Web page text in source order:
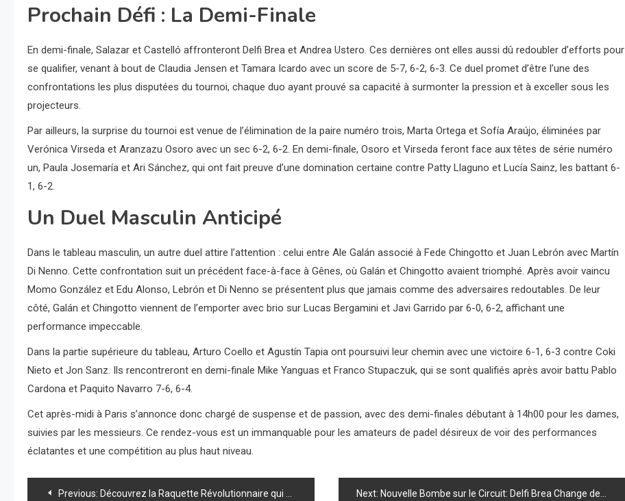
Prochain Défi : La Demi-Finale
En demi-finale, Salazar et Castelló affronteront Delfi Brea et Andrea Ustero. Ces dernières ont elles aussi dû redoubler d’efforts pour
se qualifier, venant à bout de Claudia Jensen et Tamara Icardo avec un score de 5-7, 6-2, 6-3. Ce duel promet d’être l’une des
confrontations les plus disputées du tournoi, chaque duo ayant prouvé sa capacité à surmonter la pression et à exceller sous les
projecteurs.
Par ailleurs, la surprise du tournoi est venue de l’élimination de la paire numéro trois, Marta Ortega et Sofía Araújo, éliminées par
Verónica Virseda et Aranzazu Osoro avec un sec 6-2, 6-2. En demi-finale, Osoro et Virseda feront face aux têtes de série numéro
un, Paula Josemaría et Ari Sánchez, qui ont fait preuve d’une domination certaine contre Patty Llaguno et Lucía Sainz, les battant 6-
1, 6-2.
Un Duel Masculin Anticipé
Dans le tableau masculin, un autre duel attire l’attention : celui entre Ale Galán associé à Fede Chingotto et Juan Lebrón avec Martín
Di Nenno. Cette confrontation suit un précédent face-à-face à Gênes, où Galán et Chingotto avaient triomphé. Après avoir vaincu
Momo González et Edu Alonso, Lebrón et Di Nenno se présentent plus que jamais comme des adversaires redoutables. De leur
côté, Galán et Chingotto viennent de l’emporter avec brio sur Lucas Bergamini et Javi Garrido par 6-0, 6-2, affichant une
performance impeccable.
Dans la partie supérieure du tableau, Arturo Coello et Agustín Tapia ont poursuivi leur chemin avec une victoire 6-1, 6-3 contre Coki
Nieto et Jon Sanz. Ils rencontreront en demi-finale Mike Yanguas et Franco Stupaczuk, qui se sont qualifiés après avoir battu Pablo
Cardona et Paquito Navarro 7-6, 6-4.
Cet après-midi à Paris s’annonce donc chargé de suspense et de passion, avec des demi-finales débutant à 14h00 pour les dames,
suivies par les messieurs. Ce rendez-vous est un immanquable pour les amateurs de padel désireux de voir des performances
éclatantes et une compétition au plus haut niveau.
Navigation
Previous: Découvrez la Raquette Révolutionnaire qui Va Transformer Votre Jeu de Padel! Next: Nouvelle Bombe sur le Circuit: Delfi Brea Change de Partenaire pour le Prochain Tournoi!